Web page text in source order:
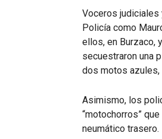
Voceros judiciales
Policía como
ellos, en Burzaco,
secuestraron una
dos motos azules,
Asimismo, los
“motochorros”
neumático trasero.